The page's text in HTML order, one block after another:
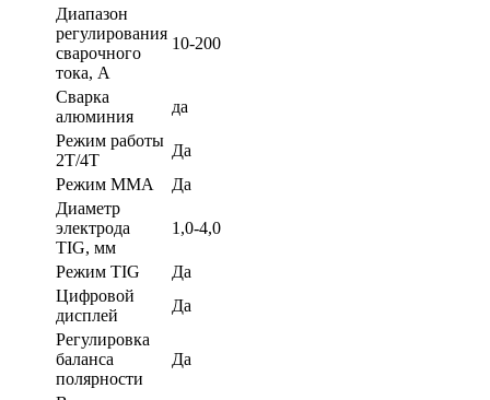
Диапазон
регулирования
сварочного
тока, А
10-200
Сварка
алюминия
да
Режим работы
2Т/4Т
Да
Режим ММА
Да
Диаметр
электрода
TIG, мм
1,0-4,0
Режим TIG
Да
Цифровой
дисплей
Да
Регулировка
баланса
полярности
Да